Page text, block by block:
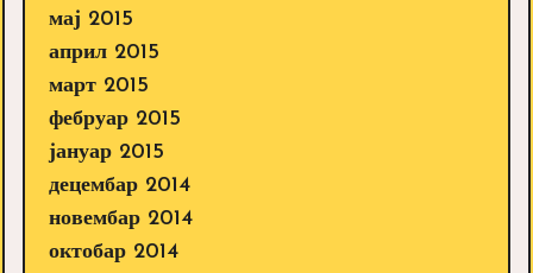
мај 2015
април 2015
март 2015
фебруар 2015
јануар 2015
децембар 2014
новембар 2014
октобар 2014